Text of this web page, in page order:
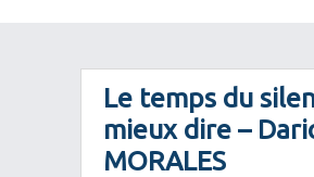
Le temps du
mieux dire –
MORALES